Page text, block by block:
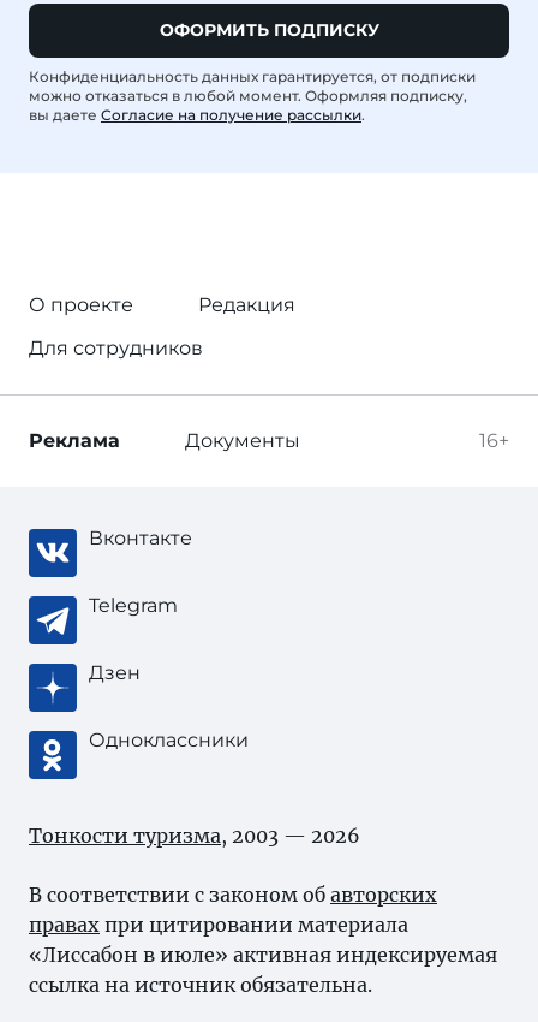
ОФОРМИТЬ ПОДПИСКУ
Конфиденциальность данных гарантируется, от подписки
можно отказаться в любой момент. Оформляя подписку,
вы даете Согласие на получение рассылки.
О проекте
Редакция
Для сотрудников
16+
Реклама Документы
Вконтакте
Telegram
Дзен
Одноклассники
Тонкости туризма, 2003 — 2026
В соответствии с законом об авторских
правах при цитировании материала
«Лиссабон в июле» активная индексируемая
ссылка на источник обязательна.